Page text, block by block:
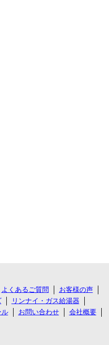
よくあるご質問
お客様の声
リンナイ・ガス給湯器
ル お問い合わせ
会社概要